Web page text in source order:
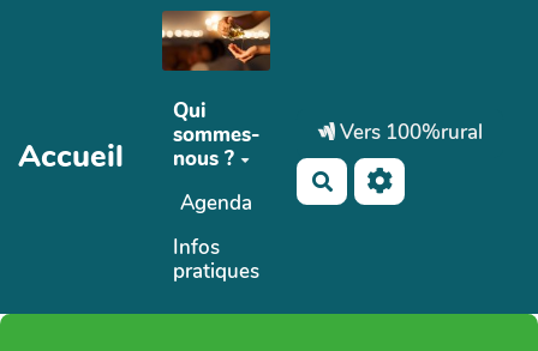
Aller au contenu principal
Accueil
Qui
sommes-
nous ?
Agenda
Infos
pratiques
Vers 100%rural
Rechercher